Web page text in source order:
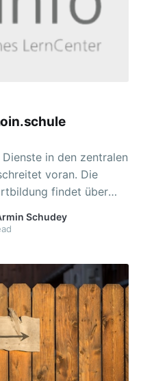
in den zentralen
voran. Die
findet über
statt. Die
Angebot von
der Anmeldungen für
Schudey